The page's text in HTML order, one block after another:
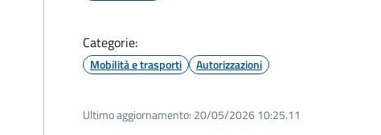
Categorie:
Mobilità e trasporti Autorizzazioni
Ultimo aggiornamento: 20/05/2026 10:25.11